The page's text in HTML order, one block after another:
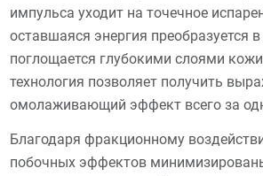
импульса уходит на точечное
оставшаяся энергия преобразуется
поглощается глубокими слоями
технология позволяет получить
омолаживающий эффект всего за
Благодаря фракционному
побочных эффектов